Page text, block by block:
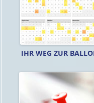
IHR WEG ZUR